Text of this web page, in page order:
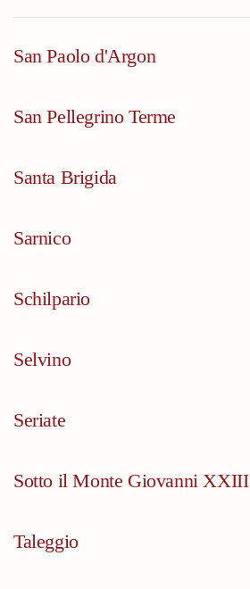
San Paolo d'Argon
San Pellegrino Terme
Santa Brigida
Sarnico
Schilpario
Selvino
Seriate
Sotto il Monte Giovanni XXIII
Taleggio